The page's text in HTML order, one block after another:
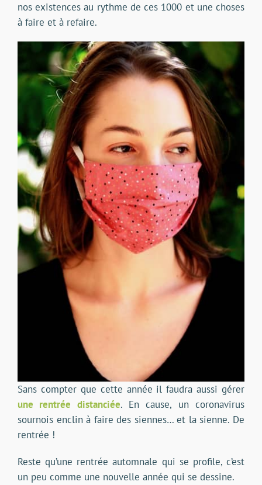
nos existences au rythme de ces 1000 et une choses
à faire et à refaire.
Sans compter que cette année il faudra aussi gérer
une rentrée distanciée. En cause, un coronavirus
sournois enclin à faire des siennes… et la sienne. De
rentrée !
Reste qu’une rentrée automnale qui se profile, c’est
un peu comme une nouvelle année qui se dessine.